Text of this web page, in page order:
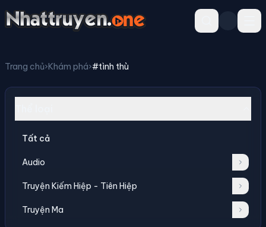
Trang chủ›Khám phá›#tình thù
Tất cả
Audio
Truyện Kiếm Hiệp - Tiên Hiệp
Truyện Ma